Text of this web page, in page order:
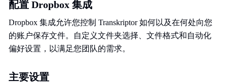
配置 Dropbox 集成
Dropbox 集成允许您控制 Transkriptor 如何以及在何处向您
的账户保存文件。自定义文件夹选择、文件格式和自动化
偏好设置，以满足您团队的需求。
主要设置